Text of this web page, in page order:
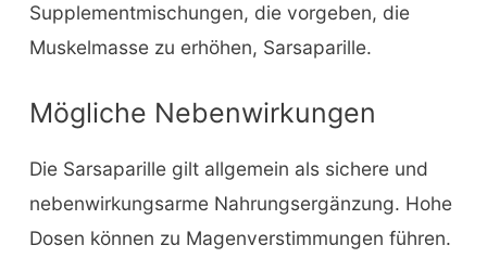
Supplementmischungen, die vorgeben, die
Muskelmasse zu erhöhen, Sarsaparille.
Mögliche Nebenwirkungen
Die Sarsaparille gilt allgemein als sichere und
nebenwirkungsarme Nahrungsergänzung. Hohe
Dosen können zu Magenverstimmungen führen.